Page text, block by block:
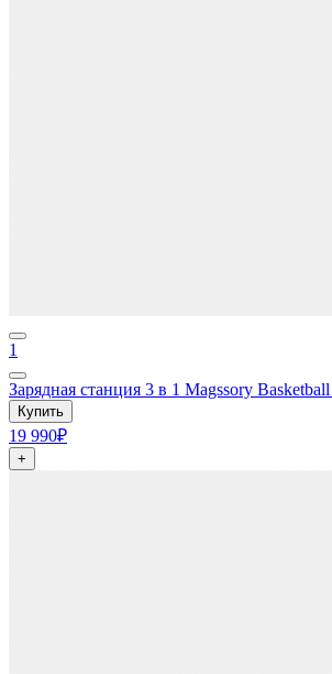
1
Зарядная станция 3 в 1 Magssory
Купить
19 990₽
+